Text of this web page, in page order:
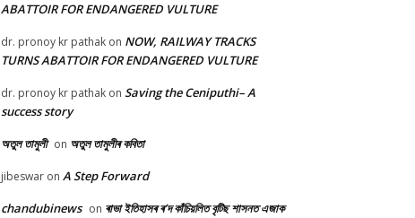
ABATTOIR FOR ENDANGERED VULTURE
dr. pronoy kr pathak on NOW, RAILWAY TRACKS
TURNS ABATTOIR FOR ENDANGERED VULTURE
dr. pronoy kr pathak on Saving the Ceniputhi– A
success story
অতুল তামুলী on অতুল তামুলীৰ কবিতা
jibeswar on A Step Forward
chandubinews on ৰাভা ইতিহাসৰ ৰ’দ কাঁচিয়লিত বৃটিছ শাসনত এজাক